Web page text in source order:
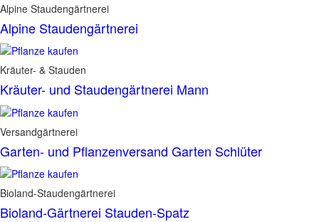
Alpine Staudengärtnerei
Alpine Staudengärtnerei
Kräuter- & Stauden
Kräuter- und Staudengärtnerei Mann
Versandgärtnerei
Garten- und Pflanzenversand Garten Schlüter
Bioland-Staudengärtnerei
Bioland-Gärtnerei Stauden-Spatz